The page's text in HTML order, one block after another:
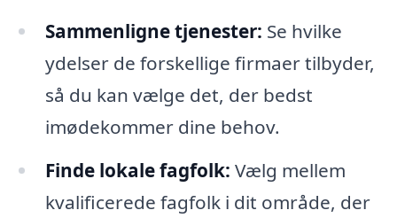
Sammenligne tjenester: Se hvilke
ydelser de forskellige firmaer tilbyder,
så du kan vælge det, der bedst
imødekommer dine behov.
Finde lokale fagfolk: Vælg mellem
kvalificerede fagfolk i dit område, der